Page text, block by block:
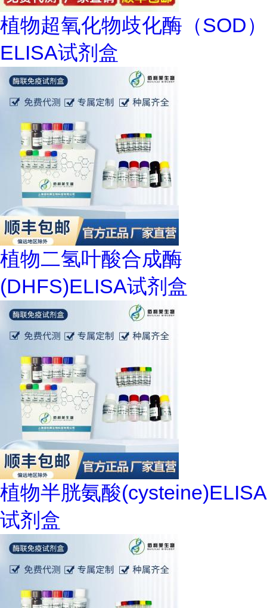
植物超氧化物歧化酶（SOD）
ELISA试剂盒
植物二氢叶酸合成酶
(DHFS)ELISA试剂盒
植物半胱氨酸(cysteine)ELISA
试剂盒